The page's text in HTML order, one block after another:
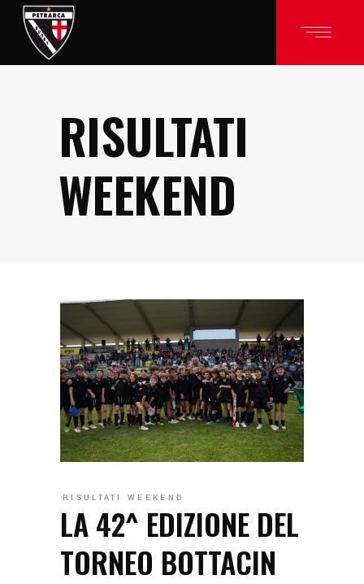
RISULTATI
WEEKEND
RISULTATI WEEKEND
LA 42^ EDIZIONE DEL
TORNEO BOTTACIN